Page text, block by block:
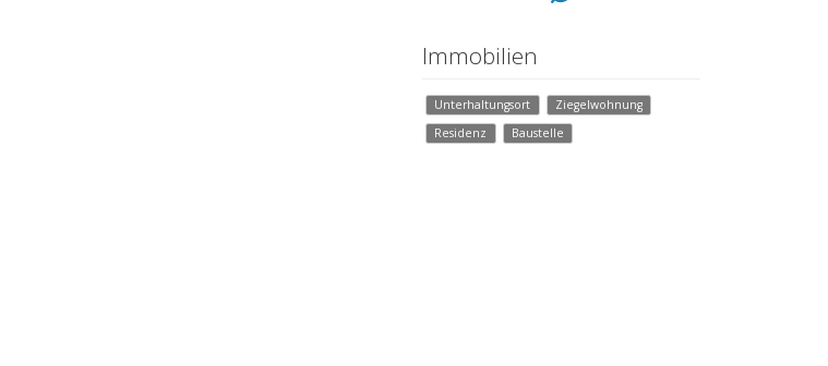
Immobilien
Unterhaltungsort
Ziegelwohnung
Residenz
Baustelle